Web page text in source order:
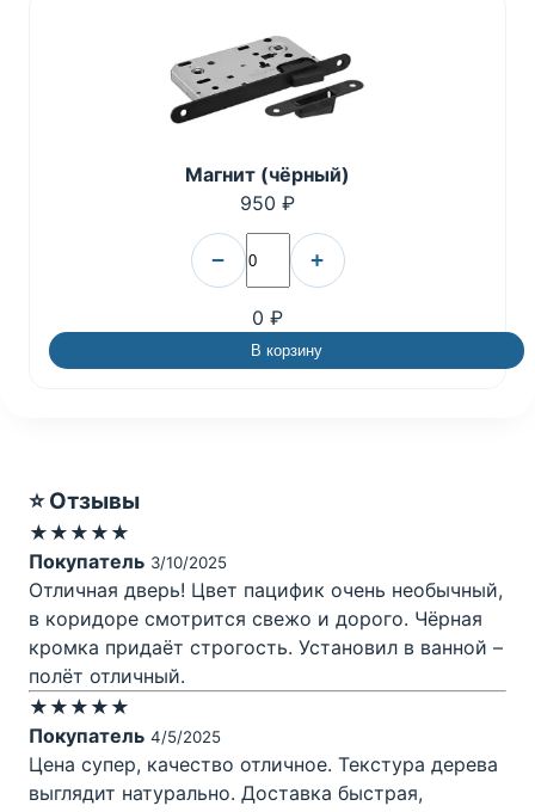
Магнит (чёрный)
950 ₽
− +
0 ₽
В корзину
⭐ Отзывы
★★★★★
Покупатель 3/10/2025
Отличная дверь! Цвет пацифик очень необычный,
в коридоре смотрится свежо и дорого. Чёрная
кромка придаёт строгость. Установил в ванной –
полёт отличный.
★★★★★
Покупатель 4/5/2025
Цена супер, качество отличное. Текстура дерева
выглядит натурально. Доставка быстрая,